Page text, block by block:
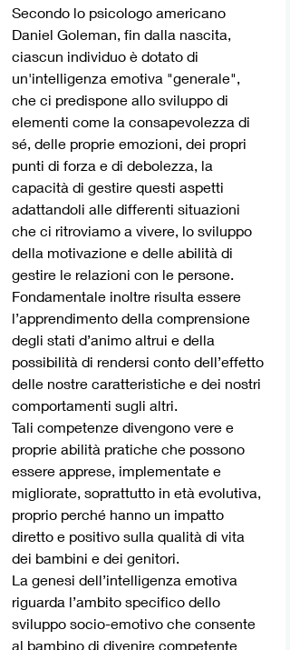
Secondo lo psicologo americano
Daniel Goleman, fin dalla nascita,
ciascun individuo è dotato di
un'intelligenza emotiva "generale",
che ci predispone allo sviluppo di
elementi come la consapevolezza di
sé, delle proprie emozioni, dei propri
punti di forza e di debolezza, la
capacità di gestire questi aspetti
adattandoli alle differenti situazioni
che ci ritroviamo a vivere, lo sviluppo
della motivazione e delle abilità di
gestire le relazioni con le persone.
Fondamentale inoltre risulta essere
l’apprendimento della comprensione
degli stati d’animo altrui e della
possibilità di rendersi conto dell’effetto
delle nostre caratteristiche e dei nostri
comportamenti sugli altri.
Tali competenze divengono vere e
proprie abilità pratiche che possono
essere apprese, implementate e
migliorate, soprattutto in età evolutiva,
proprio perché hanno un impatto
diretto e positivo sulla qualità di vita
dei bambini e dei genitori.
La genesi dell’intelligenza emotiva
riguarda l’ambito specifico dello
sviluppo socio-emotivo che consente
al bambino di divenire competente